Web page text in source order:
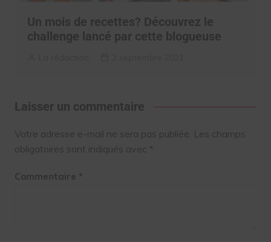
Un mois de recettes? Découvrez le
challenge lancé par cette blogueuse
Laisser un commentaire
Votre adresse e-mail ne sera pas publiée. Les champs
obligatoires sont indiqués avec *
Commentaire *